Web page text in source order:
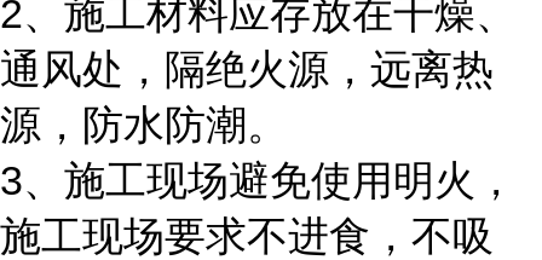
2、施工材料应存放在干燥、
通风处，隔绝火源，远离热
源，防水防潮。
3、施工现场避免使用明火，
施工现场要求不进食，不吸